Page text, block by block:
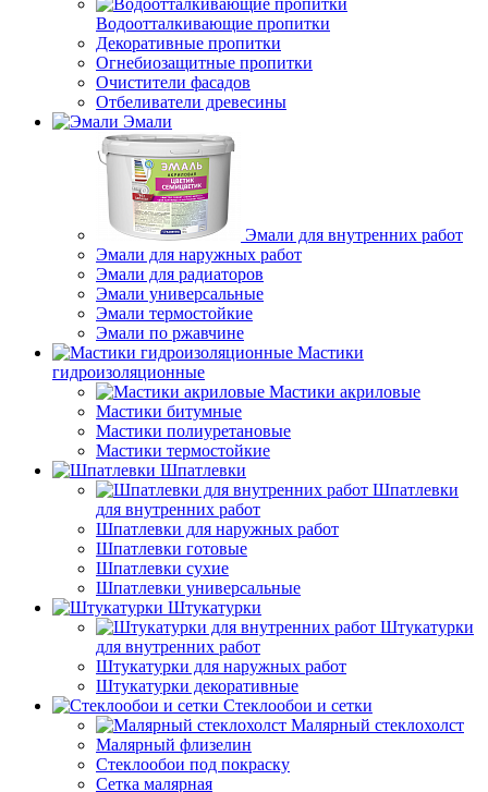
Водоотталкивающие пропитки
Декоративные пропитки
Огнебиозащитные пропитки
Очистители фасадов
Отбеливатели древесины
Эмали
Эмали для внутренних работ
Эмали для наружных работ
Эмали для радиаторов
Эмали универсальные
Эмали термостойкие
Эмали по ржавчине
Мастики
гидроизоляционные
Мастики акриловые
Мастики битумные
Мастики полиуретановые
Мастики термостойкие
Шпатлевки
Шпатлевки
для внутренних работ
Шпатлевки для наружных работ
Шпатлевки готовые
Шпатлевки сухие
Шпатлевки универсальные
Штукатурки
Штукатурки
для внутренних работ
Штукатурки для наружных работ
Штукатурки декоративные
Стеклообои и сетки
Малярный стеклохолст
Малярный флизелин
Стеклообои под покраску
Сетка малярная